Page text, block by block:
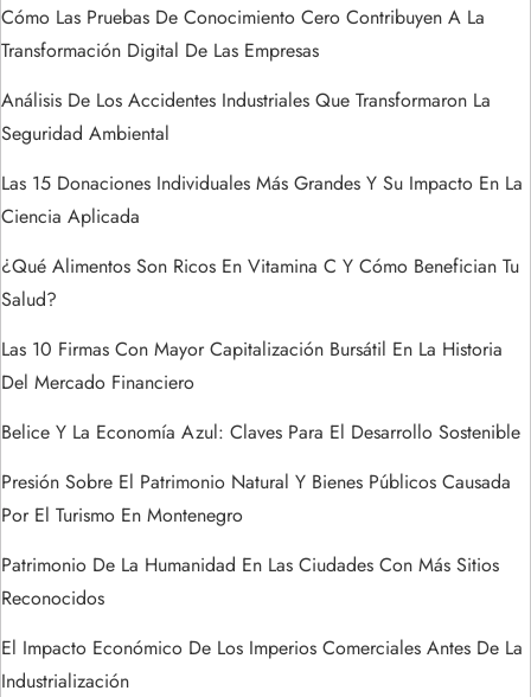
ó
n
d
e
e
n
t
r
a
d
a
s
Cómo Las Pruebas De Conocimiento Cero Contribuyen A La
Transformación Digital De Las Empresas
Análisis De Los Accidentes Industriales Que Transformaron La
Seguridad Ambiental
Las 15 Donaciones Individuales Más Grandes Y Su Impacto En La
Ciencia Aplicada
¿Qué Alimentos Son Ricos En Vitamina C Y Cómo Benefician Tu
Salud?
Las 10 Firmas Con Mayor Capitalización Bursátil En La Historia
Del Mercado Financiero
Belice Y La Economía Azul: Claves Para El Desarrollo Sostenible
Presión Sobre El Patrimonio Natural Y Bienes Públicos Causada
Por El Turismo En Montenegro
Patrimonio De La Humanidad En Las Ciudades Con Más Sitios
Reconocidos
El Impacto Económico De Los Imperios Comerciales Antes De La
Industrialización